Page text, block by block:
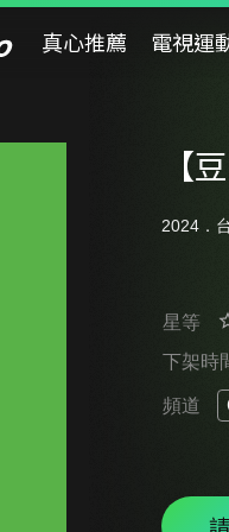
真心推薦 電視運
【
2024．
星等
下架時
頻道